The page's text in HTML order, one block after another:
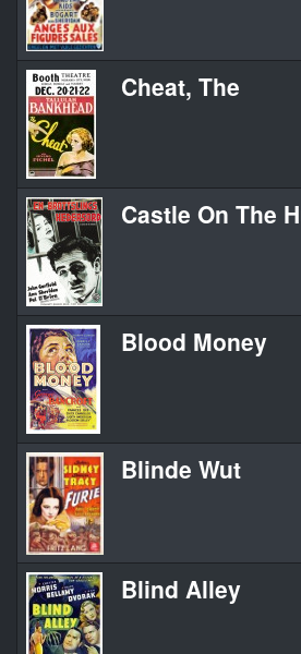
Cheat, The
Castle On The
Blood Money
Blinde Wut
Blind Alley